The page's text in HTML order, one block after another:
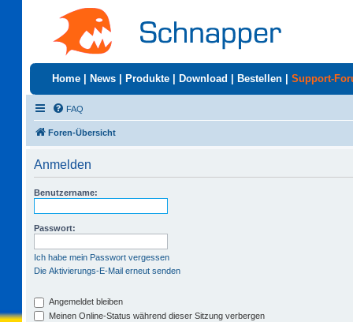
Home News Produkte Download Bestellen Support-
FAQ
Foren-Übersicht
Anmelden
Benutzername:
Passwort:
Ich habe mein Passwort vergessen
Die Aktivierungs-E-Mail erneut senden
Angemeldet bleiben
Meinen Online-Status während dieser Sitzung verbergen